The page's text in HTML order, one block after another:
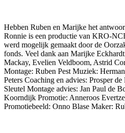
Hebben Ruben en Marijke het
Ronnie is een productie van KRO-
werd mogelijk gemaakt door de
fonds. Veel dank aan Marijke
Mackay, Evelien Veldboom, Astrid
Montage: Ruben Pest Muziek:
Peters Coaching en advies: Prosper
Sleutel Montage advies: Jan Paul de
Koorndijk Promotie: Anneroos
Promotiebeeld: Onno Blase Maker: